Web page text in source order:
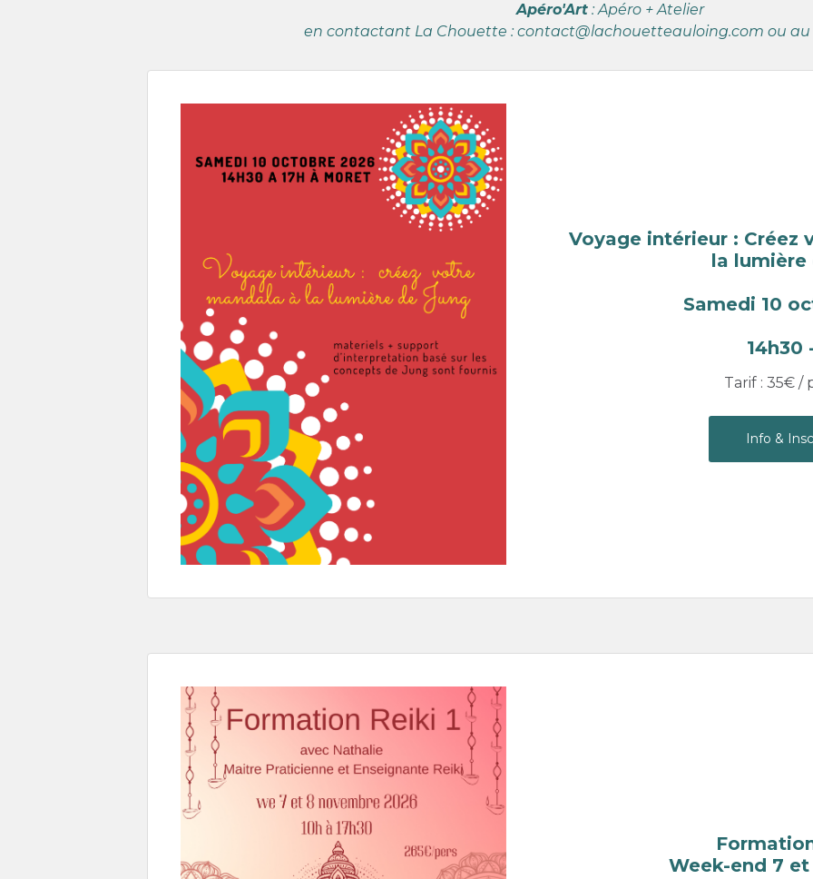
Apéro'Art: Apéro + Atelier
en contactant La Chouette : contact@lachouetteauloing.com ou au
Voyage intérieur : Créez
la lumière
Samedi 10
14h30
Tarif : 35€ /
Info &
Week-end 7